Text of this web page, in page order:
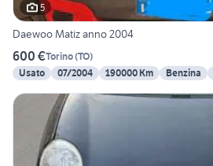
5
Daewoo Matiz anno 2004
600 €Torino(TO)
Usato
07/2004 190000 Km Benzina